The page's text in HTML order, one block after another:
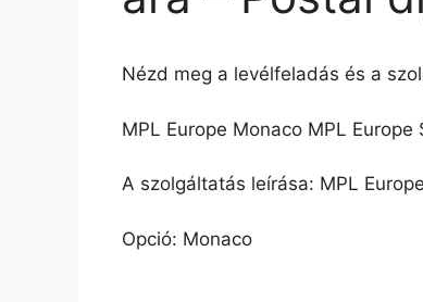
Nézd meg a levélfeladás és a
MPL Europe Monaco MPL Europe
A szolgáltatás leírása: MPL
Opció: Monaco